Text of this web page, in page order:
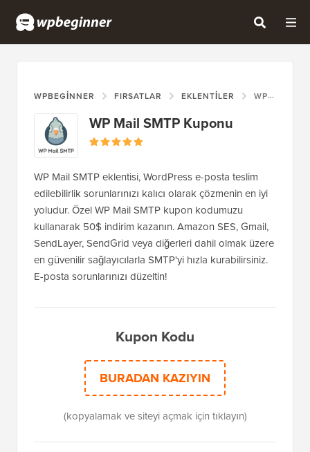
WPBEGINNER FIRSATLAR EKLENTILER WP MAIL SMTP KUPONU
WP Mail SMTP Kuponu
WP Mail SMTP eklentisi, WordPress e-posta teslim
edilebilirlik sorunlarınızı kalıcı olarak çözmenin en iyi
yoludur. Özel WP Mail SMTP kupon kodumuzu
kullanarak 50$ indirim kazanın. Amazon SES, Gmail,
SendLayer, SendGrid veya diğerleri dahil olmak üzere
en güvenilir sağlayıcılarla SMTP'yi hızla kurabilirsiniz.
E-posta sorunlarınızı düzeltin!
Kupon Kodu
BURADAN KAZIYIN
(kopyalamak ve siteyi açmak için tıklayın)